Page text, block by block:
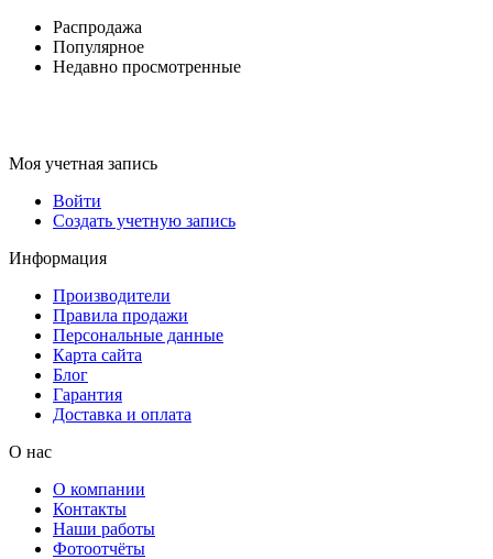
Распродажа
Популярное
Недавно просмотренные
Моя учетная запись
Войти
Создать учетную запись
Информация
Производители
Правила продажи
Персональные данные
Карта сайта
Блог
Гарантия
Доставка и оплата
О нас
О компании
Контакты
Наши работы
Фотоотчёты